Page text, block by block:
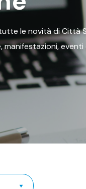
le novità di Città
eventi